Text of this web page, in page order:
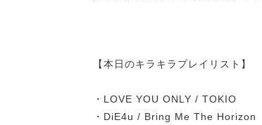
【本日のキラキラプレイリスト】
・LOVE YOU ONLY / TOKIO
・DiE4u / Bring Me The Horizon